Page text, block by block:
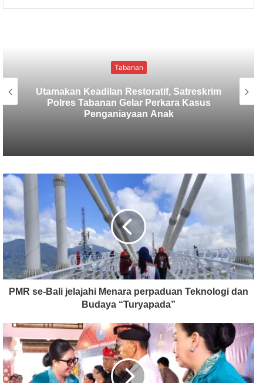
Tabanan
Sekretaris SMSI Tabanan Maju Jadi
Kandidat Ketua IMI Bali, Ketua SMSI
Tabanan Berikan Dukungan
PMR se-Bali jelajahi Menara perpaduan Teknologi dan
Budaya “Turyapada”